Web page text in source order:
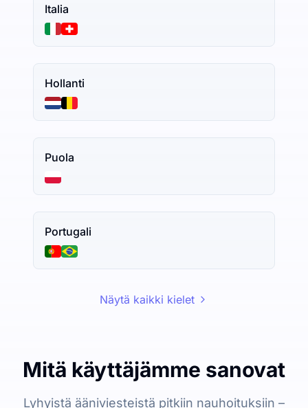
Italia
Hollanti
Puola
Portugali
Näytä kaikki kielet
Mitä käyttäjämme sanovat
Lyhyistä ääniviesteistä pitkiin nauhoituksiin –